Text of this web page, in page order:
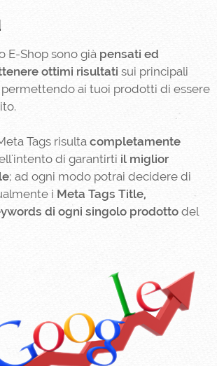
E-Shop sono già pensati ed
ottimi risultati sui principali
ai tuoi prodotti di essere
Tags risulta completamente
di garantirti il miglior
; ad ogni modo potrai decidere di
i Meta Tags Title,
di ogni singolo prodotto del